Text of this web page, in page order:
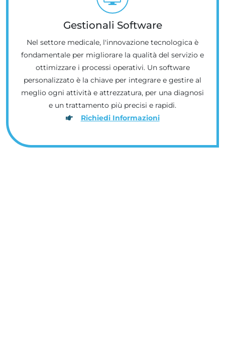
Gestionali Software
Nel settore medicale, l'innovazione tecnologica è
fondamentale per migliorare la qualità del servizio e
ottimizzare i processi operativi. Un software
personalizzato è la chiave per integrare e gestire al
meglio ogni attività e attrezzatura, per una diagnosi
e un trattamento più precisi e rapidi.
Richiedi Informazioni